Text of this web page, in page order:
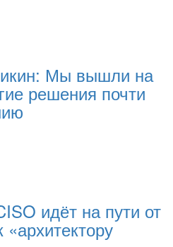
Мы вышли на
решения почти
идёт на пути от
«архитектору